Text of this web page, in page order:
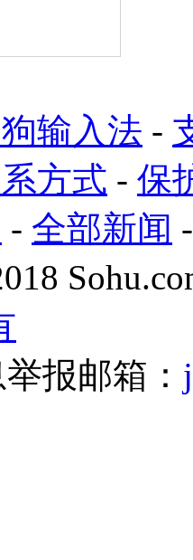
输入法 -
方式 - 保
- 全部新闻
报邮箱：